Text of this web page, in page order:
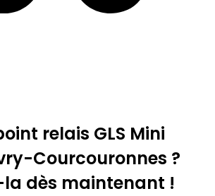
relais GLS Mini
Courcouronnes ?
dès maintenant !